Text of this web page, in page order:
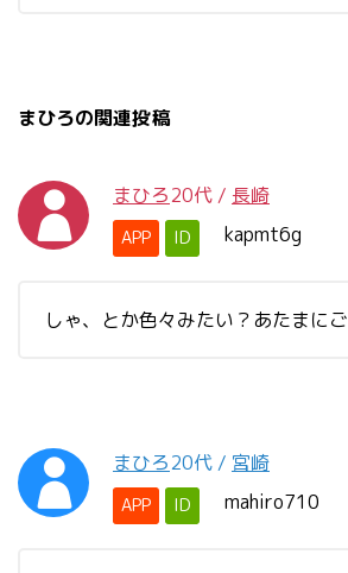
まひろの関連投稿
まひろ20代 / 長崎
APP ID kapmt6g
しゃ、とか色々みたい？あたまにご
まひろ20代 / 宮崎
APP ID mahiro710